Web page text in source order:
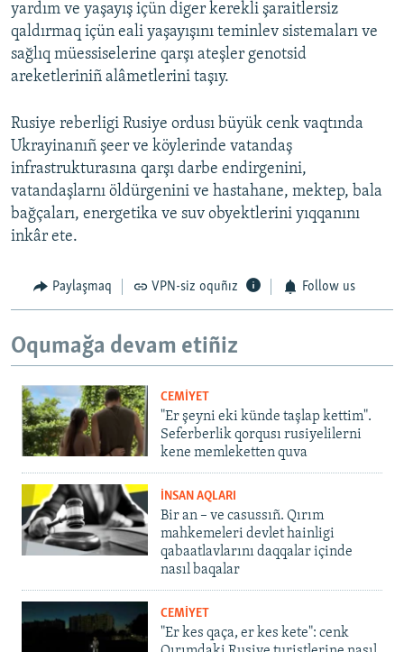
yardım ve yaşayış içün diger kerekli şaraitlersiz
qaldırmaq içün eali yaşayışını teminlev sistemaları ve
sağlıq müessiselerine qarşı ateşler genotsid
areketleriniñ alâmetlerini taşıy.
Rusiye reberligi Rusiye ordusı büyük cenk vaqtında
Ukrayinanıñ şeer ve köylerinde vatandaş
infrastrukturasına qarşı darbe endirgenini,
vatandaşlarnı öldürgenini ve hastahane, mektep, bala
bağçaları, energetika ve suv obyektlerini yıqqanını
inkâr ete.
Paylaşmaq VPN-siz oquñız Follow us
Oqumağa devam etiñiz
CEMİYET
"Er şeyni eki künde taşlap kettim".
Seferberlik qorqusı rusiyelilerni
kene memleketten quva
İNSAN AQLARI
Bir an – ve casussıñ. Qırım
mahkemeleri devlet hainligi
qabaatlavlarını daqqalar içinde
nasıl baqalar
CEMİYET
"Er kes qaça, er kes kete": cenk